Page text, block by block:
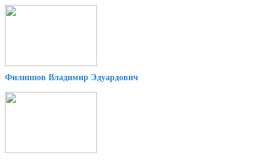
Филиппов Владимир Эдуардович